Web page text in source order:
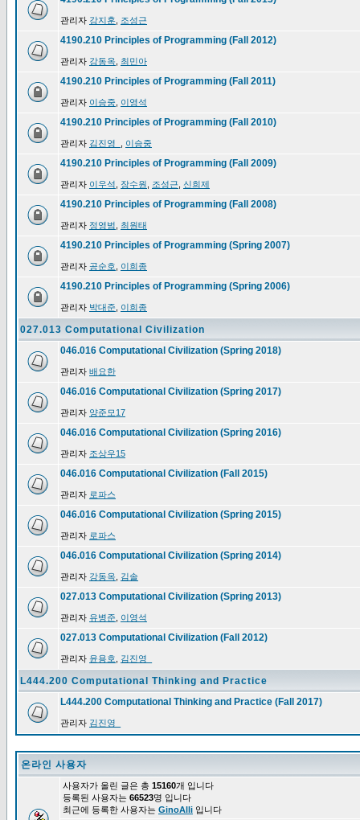
관리자 강지훈 조성근
4190.210 Principles of Programming (Fall 2012)
관리자 강동옥 최민아
4190.210 Principles of Programming (Fall 2011)
관리자 이승중 이영석
4190.210 Principles of Programming (Fall 2010)
관리자 김진영_ 이승중
4190.210 Principles of Programming (Fall 2009)
관리자 이우석 장수원 조성근 신희제
4190.210 Principles of Programming (Fall 2008)
관리자 정영범 최원태
4190.210 Principles of Programming (Spring 2007)
관리자 공순호 이희종
4190.210 Principles of Programming (Spring 2006)
관리자 박대준 이희종
027.013 Computational Civilization
046.016 Computational Civilization (Spring 2018)
관리자 배요한
046.016 Computational Civilization (Spring 2017)
관리자 양준모17
046.016 Computational Civilization (Spring 2016)
관리자 조상우15
046.016 Computational Civilization (Fall 2015)
관리자 로파스
046.016 Computational Civilization (Spring 2015)
관리자 로파스
046.016 Computational Civilization (Spring 2014)
관리자 강동옥 김솔
027.013 Computational Civilization (Spring 2013)
관리자 유병준 이영석
027.013 Computational Civilization (Fall 2012)
관리자 윤용호 김진영_
L444.200 Computational Thinking and Practice
L444.200 Computational Thinking and Practice (Fall 2017)
관리자 김진영_
온라인 사용자
사용자가 올린 글은 총 15160개 입니다
등록된 사용자는 66523명 입니다
최근에 등록한 사용자는 GinoAlli 입니다